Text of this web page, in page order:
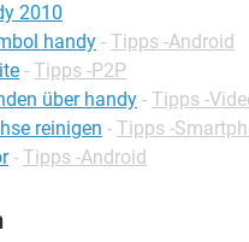
2010
handy - Tipps -Android
- Tipps -P2P
über handy - Tipps -
reinigen - Tipps -
- Tipps -Android